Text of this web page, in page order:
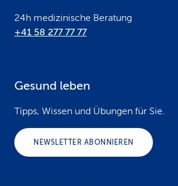
24h medizinische Beratung
+41 58 277 77 77
Gesund leben
Tipps, Wissen und Übungen für Sie.
NEWSLETTER ABONNIEREN